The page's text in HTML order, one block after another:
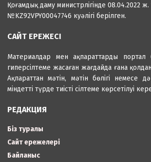
Қоғамдық даму министрлігінде 08.04.2022 ж.
№KZ92VPY00047746 куәлігі берілген.
САЙТ ЕРЕЖЕСІ
Материалдар мен ақпараттарды портал
гиперсілтеме жасаған жағдайда ғана
Ақпараттан мәтін, мәтін бөлігі немесе
міндетті түрде тиісті сілтеме көрсетілуі
РЕДАКЦИЯ
Біз туралы
Сайт ережелері
Байланыс